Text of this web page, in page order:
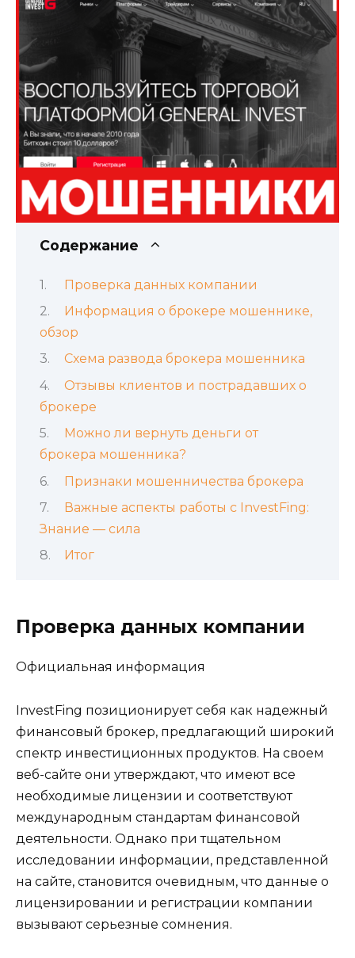
Содержание
Проверка данных компании
Информация о брокере мошеннике,
обзор
Схема развода брокера мошенника
Отзывы клиентов и пострадавших о
брокере
Можно ли вернуть деньги от
брокера мошенника?
Признаки мошенничества брокера
Важные аспекты работы с InvestFing:
Знание — сила
Итог
Проверка данных компании
Официальная информация
InvestFing позиционирует себя как надежный
финансовый брокер, предлагающий широкий
спектр инвестиционных продуктов. На своем
веб-сайте они утверждают, что имеют все
необходимые лицензии и соответствуют
международным стандартам финансовой
деятельности. Однако при тщательном
исследовании информации, представленной
на сайте, становится очевидным, что данные о
лицензировании и регистрации компании
вызывают серьезные сомнения.